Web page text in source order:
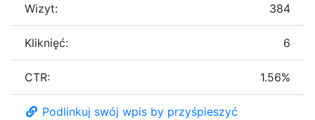
Wizyt: 384
Kliknięć: 6
CTR: 1.56%
Podlinkuj swój wpis by przyśpieszyć